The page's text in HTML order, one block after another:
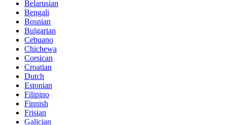
Belarusian
Bengali
Bosnian
Bulgarian
Cebuano
Chichewa
Corsican
Croatian
Dutch
Estonian
Filipino
Finnish
Frisian
Galician